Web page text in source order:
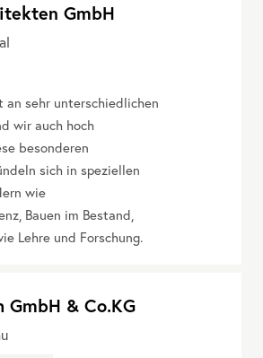
GmbH
an sehr unterschiedlichen
wir auch hoch
besonderen
sich in speziellen
wie
Bauen im Bestand,
Lehre und Forschung.
& Co.KG